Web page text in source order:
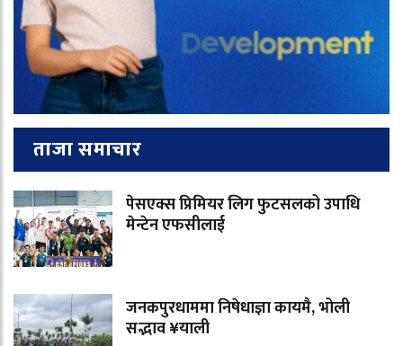
ताजा समाचार
पेसएक्स प्रिमियर लिग फुटसलको उपाधि
मेन्टेन एफसीलाई
जनकपुरधाममा निषेधाज्ञा कायमै, भोली
सद्भाव ¥याली